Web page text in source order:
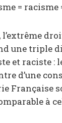
=
l’extrême
une triple
et raciste :
d’une
Française
à